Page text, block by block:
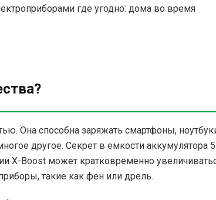
где угодно: дома во время
Она способна заряжать смартфоны,
другое. Секрет в емкости аккумулятора
X-Boost может кратковременно
такие как фен или дрель.